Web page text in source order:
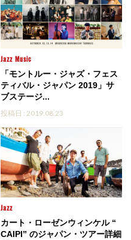
Jazz Music
「モントルー・ジャズ・フェス
ティバル・ジャパン 2019」サ
ブステージ...
投稿日 : 2019.08.23
Jazz
カート・ローゼンウィンケル “
CAIPI” のジャパン・ツアー詳細